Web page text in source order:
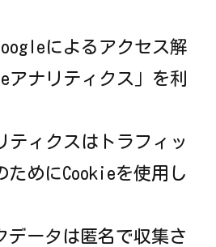
によるアクセス解
アナリティクス」を利
ティクスはトラフィッ
ためにCookieを使用し
データは匿名で収集さ